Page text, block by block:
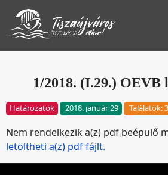
1/2018. (I.29.) OEVB
Határozatok 2018. január 29 Találatok:
Nem rendelkezik a(z) pdf beépülő
letöltheti a(z) pdf fájlt.